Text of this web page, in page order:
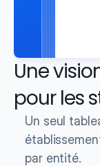
Une
pour les
Un seul
par entité.